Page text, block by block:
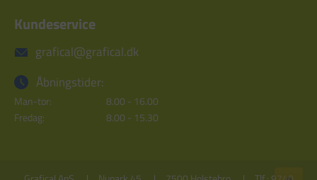
Kundeservice
grafical@grafical.dk
Åbningstider:
Man-tor:
8.00 - 16.00
Fredag:
8.00 - 15.30